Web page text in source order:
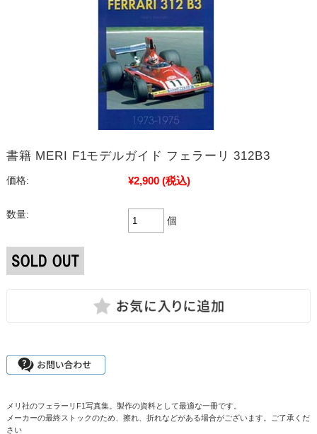
書籍 MERI F1モデルガイド フェラーリ 312B3
価格: ¥2,900 (税込)
数量:
個
メリ社のフェラーリF1写真集。製作の資料として最適な一冊です。
メーカーの最終ストックのため、擦れ、折れなどがある場合がございます。ご了承くだ
さい